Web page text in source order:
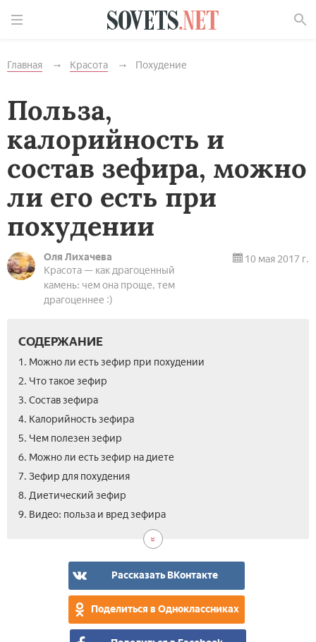
Главная Красота Похудение
Польза,
калорийность и
состав зефира, можно
ли его есть при
похудении
Оля Лихачева
Красота — как драгоценный
камень: чем она проще, тем
драгоценнее :)
10 мая 2017 г.
СОДЕРЖАНИЕ
1. Можно ли есть зефир при похудении
2. Что такое зефир
3. Состав зефира
4. Калорийность зефира
5. Чем полезен зефир
6. Можно ли есть зефир на диете
7. Зефир для похудения
8. Диетический зефир
9. Видео: польза и вред зефира
Рассказать ВКонтакте
Поделиться в Одноклассниках